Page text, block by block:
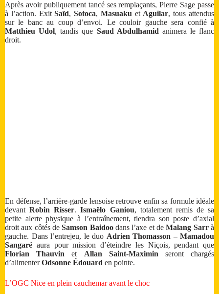
Après avoir publiquement tancé ses remplaçants, Pierre Sage passe
à l’action. ExitSaïd,Sotoca, Masuaku et Aguilar, tous attendus
sur le banc au coup d’envoi. Le couloir gauche sera confié à
Matthieu Udol, tandis que Saud Abdulhamid animera le flanc
droit.
En défense, l’arrière-garde lensoise retrouve enfin sa formule idéale
devantRobin Risser.Ismaëlo Ganiou, totalement remis de sa
petite alerte physique à l’entraînement, tiendra son poste d’axial
droit aux côtés deSamson Baidoodans l’axe et deMalang Sarrà
gauche. Dans l’entrejeu, le duo Adrien Thomasson – Mamadou
Sangaré aura pour mission d’éteindre les Niçois, pendant que
Florian Thauvin et Allan Saint-Maximin seront chargés
d’alimenterOdsonne Édouard en pointe.
L’OGC Nice en plein cauchemar avant le choc